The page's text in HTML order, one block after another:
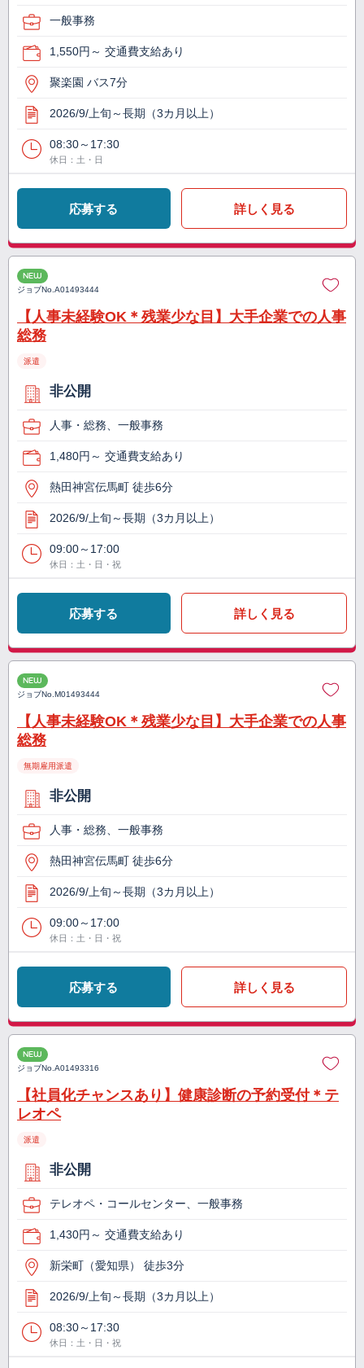
一般事務
1,550円～ 交通費支給あり
聚楽園 バス7分
2026/9/上旬～長期（3カ月以上）
08:30～17:30
休日：土・日
応募する 詳しく見る
NEW
ジョブNo.A01493444
【人事未経験OK＊残業少な目】大手企業での人事
総務
派遣
非公開
人事・総務、一般事務
1,480円～ 交通費支給あり
熱田神宮伝馬町 徒歩6分
2026/9/上旬～長期（3カ月以上）
09:00～17:00
休日：土・日・祝
応募する 詳しく見る
NEW
ジョブNo.M01493444
【人事未経験OK＊残業少な目】大手企業での人事
総務
無期雇用派遣
非公開
人事・総務、一般事務
熱田神宮伝馬町 徒歩6分
2026/9/上旬～長期（3カ月以上）
09:00～17:00
休日：土・日・祝
応募する 詳しく見る
NEW
ジョブNo.A01493316
【社員化チャンスあり】健康診断の予約受付＊テ
レオペ
派遣
非公開
テレオペ・コールセンター、一般事務
1,430円～ 交通費支給あり
新栄町（愛知県） 徒歩3分
2026/9/上旬～長期（3カ月以上）
08:30～17:30
休日：土・日・祝